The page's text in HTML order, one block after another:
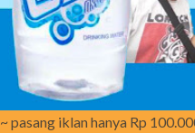
~ pasang iklan hanya Rp